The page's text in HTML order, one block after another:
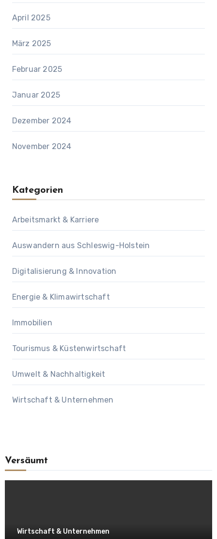
April 2025
März 2025
Februar 2025
Januar 2025
Dezember 2024
November 2024
Kategorien
Arbeitsmarkt & Karriere
Auswandern aus Schleswig-Holstein
Digitalisierung & Innovation
Energie & Klimawirtschaft
Immobilien
Tourismus & Küstenwirtschaft
Umwelt & Nachhaltigkeit
Wirtschaft & Unternehmen
Versäumt
Wirtschaft & Unternehmen